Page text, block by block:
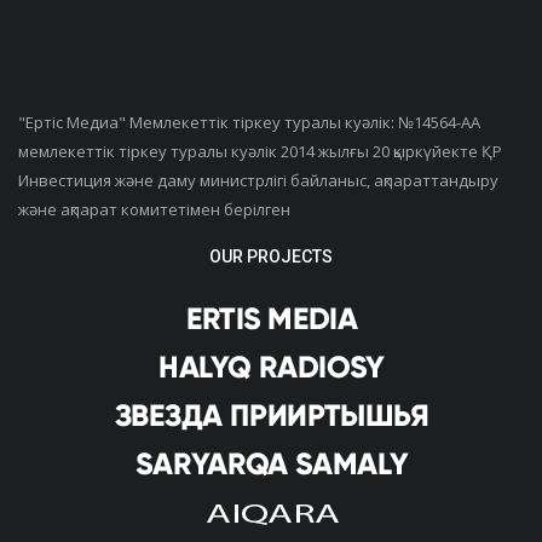
"Ертiс Медиа" Мемлекеттік тіркеу туралы куәлік: №14564-АА
мемлекеттік тіркеу туралы куәлік 2014 жылғы 20 қыркүйекте ҚР
Инвестиция және даму министрлігі байланыс, ақпараттандыру
және ақпарат комитетімен берілген
OUR PROJECTS